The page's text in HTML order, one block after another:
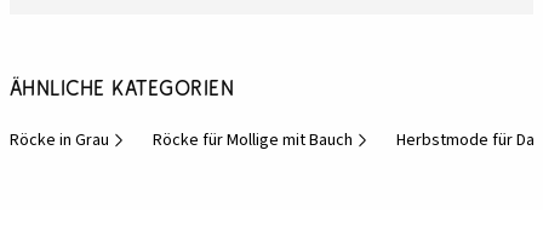
Ähnliche Kategorien
Röcke in Grau Röcke für Mollige mit Bauch Herbstmode für